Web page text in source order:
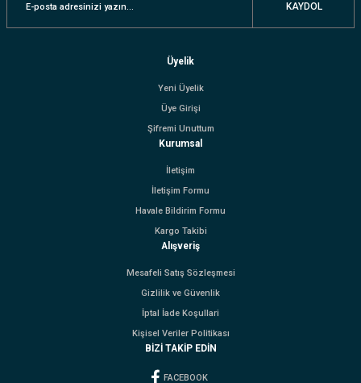
KAYDOL
Üyelik
Yeni Üyelik
Üye Girişi
Şifremi Unuttum
Kurumsal
İletişim
İletişim Formu
Havale Bildirim Formu
Kargo Takibi
Alışveriş
Mesafeli Satış Sözleşmesi
Gizlilik ve Güvenlik
İptal İade Koşullari
Kişisel Veriler Politikası
BİZİ TAKİP EDİN
FACEBOOK